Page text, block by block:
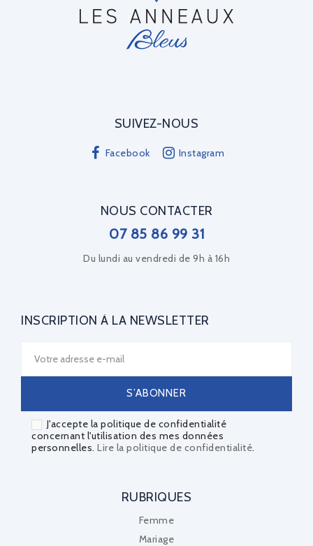
SUIVEZ-NOUS
Facebook Instagram
NOUS CONTACTER
07 85 86 99 31
Du lundi au vendredi de 9h à 16h
INSCRIPTION À LA NEWSLETTER
J'accepte la politique de confidentialité
concernant l'utilisation des mes données
personnelles. Lire la politique de confidentialité.
RUBRIQUES
Femme
Mariage